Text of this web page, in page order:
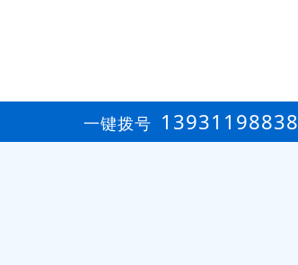
一键拨号 13931198838